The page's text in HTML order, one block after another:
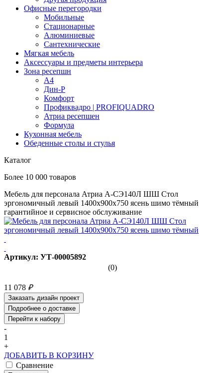
Офисные перегородки
Мобильные
Стационарные
Алюминиевые
Сантехнические
Мягкая мебель
Аксессуары и предметы интерьера
Зона ресепшн
А4
Дин-Р
Комфорт
Профиквадро | PROFIQUADRO
Атриа ресепшен
Формула
Кухонная мебель
Обеденные столы и стулья
Каталог
Более 10 000 товаров
Мебель для персонала Атриа А-СЭ140Л ШШ Стол
эргономичный левый 1400х900х750 ясень шимо тёмный
гарантийное и сервисное обслуживание
Артикул: УТ-00005892
(0)
11 078 ₽
Заказать дизайн проект
Подробнее о доставке
Перейти к набору
-
1
+
ДОБАВИТЬ В КОРЗИНУ
Сравнение